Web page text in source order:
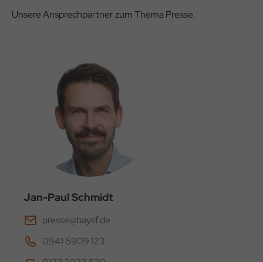
Unsere Ansprechpartner zum Thema Presse.
Jan-Paul Schmidt
presse@baysf.de
0941 6909 123